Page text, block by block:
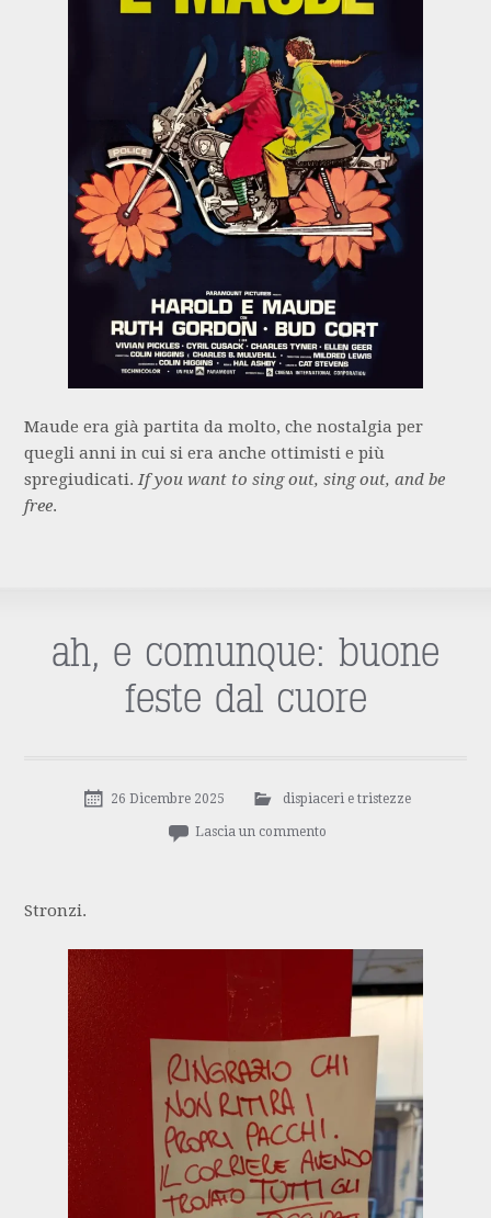
Maude era già partita da molto, che nostalgia per
quegli anni in cui si era anche ottimisti e più
spregiudicati. If you want to sing out, sing out, and be
free.
ah, e comunque: buone
feste dal cuore
26 Dicembre 2025 dispiaceri e tristezze
Lascia un commento
Stronzi.